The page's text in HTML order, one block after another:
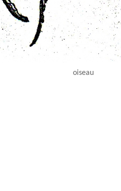
oiseau